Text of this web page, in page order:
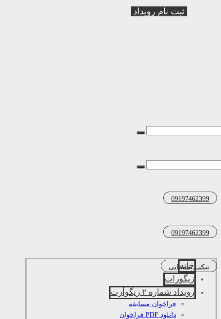
ثبت نام رویداد
09197462399
09197462399
تیکت پشتیبانی
خانه
زیگورات
رویداد شماره ۲ زیگوآرت
فراخوان مسابقه
دانلود PDF فراخوان